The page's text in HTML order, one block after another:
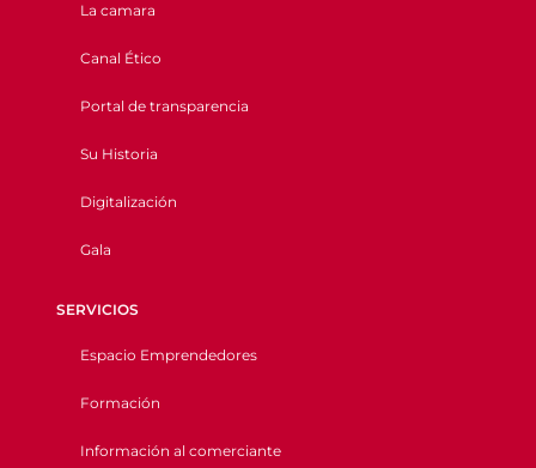
La camara
Canal Ético
Portal de transparencia
Su Historia
Digitalización
Gala
SERVICIOS
Espacio Emprendedores
Formación
Información al comerciante